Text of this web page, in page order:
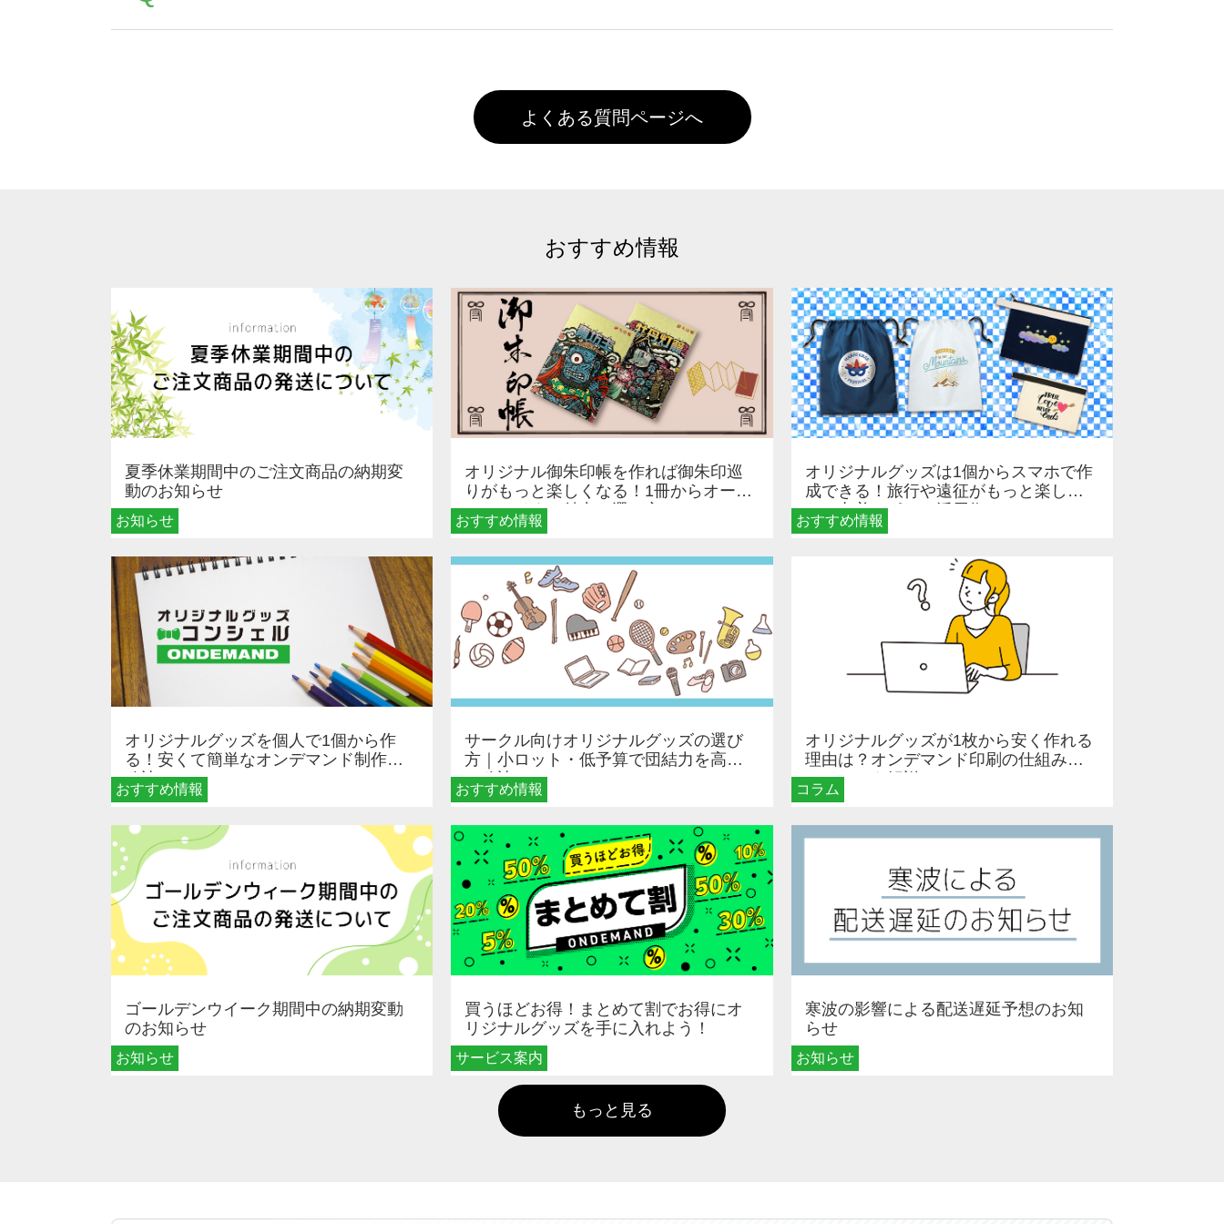
よくある質問ページへ
おすすめ情報
お知らせ
夏季休業期間中のご注文商品の納期変
動のお知らせ
おすすめ情報
オリジナル御朱印帳を作れば御朱印巡
りがもっと楽しくなる！1冊からオーダ
ーメイドする魅力と選び方
おすすめ情報
オリジナルグッズは1個からスマホで作
成できる！旅行や遠征がもっと楽しく
なる巾着＆ポーチ活用術
おすすめ情報
オリジナルグッズを個人で1個から作
る！安くて簡単なオンデマンド制作の
秘訣
おすすめ情報
サークル向けオリジナルグッズの選び
方｜小ロット・低予算で団結力を高め
る秘訣
コラム
オリジナルグッズが1枚から安く作れる
理由は？オンデマンド印刷の仕組みと
メリットを解説
お知らせ
ゴールデンウイーク期間中の納期変動
のお知らせ
サービス案内
買うほどお得！まとめて割でお得にオ
リジナルグッズを手に入れよう！
お知らせ
寒波の影響による配送遅延予想のお知
らせ
もっと見る